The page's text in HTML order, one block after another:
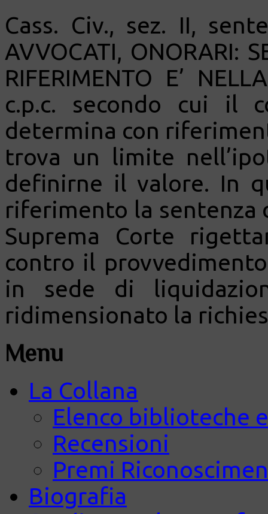
Cass. Civ., sez. II,
AVVOCATI, ONORARI:
RIFERIMENTO E’
c.p.c. secondo cui il
determina con
trova un limite
definirne il valore. In
riferimento la sentenza
Suprema Corte
contro il
in sede di
ridimensionato la
Menu
La Collana
Elenco biblioteche
Recensioni
Premi
Biografia